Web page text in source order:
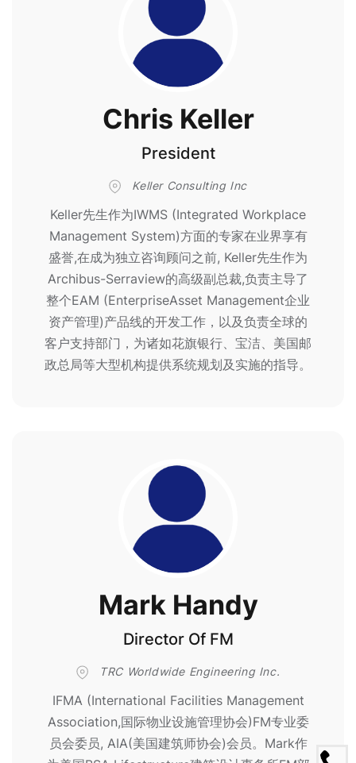
Chris Keller
President
Keller Consulting Inc
Keller先生作为IWMS (Integrated Workplace
Management System)方面的专家在业界享有
盛誉,在成为独立咨询顾问之前, Keller先生作为
Archibus-Serraview的高级副总裁,负责主导了
整个EAM (EnterpriseAsset Management企业
资产管理)产品线的开发工作，以及负责全球的
客户支持部门，为诸如花旗银行、宝洁、美国邮
政总局等大型机构提供系统规划及实施的指导。
Mark Handy
Director Of FM
TRC Worldwide Engineering Inc.
IFMA (International Facilities Management
Association,国际物业设施管理协会)FM专业委
员会委员, AIA(美国建筑师协会)会员。Mark作